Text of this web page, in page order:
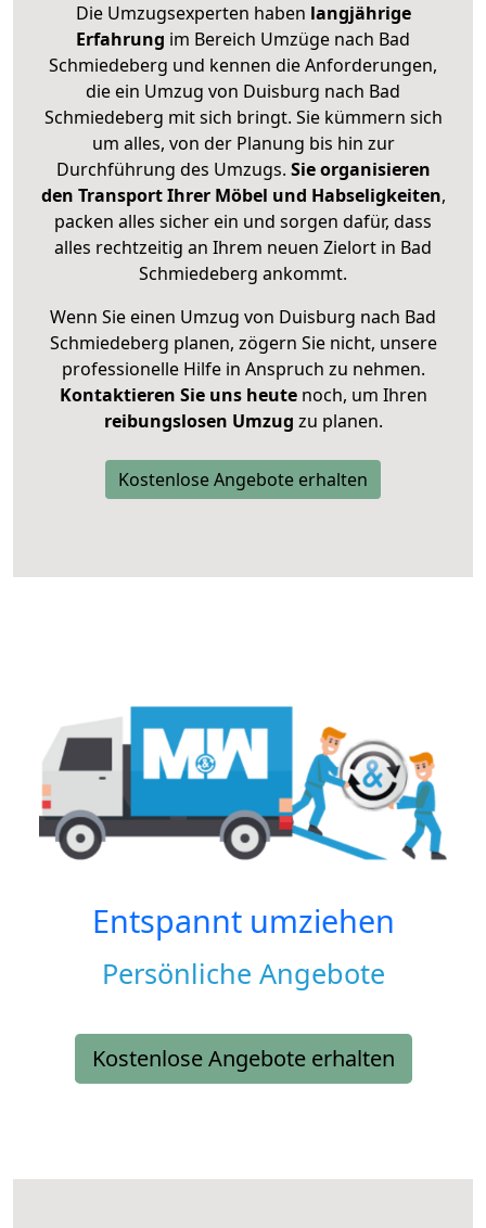
Die Umzugsexperten haben langjährige
Erfahrung im Bereich Umzüge nach Bad
Schmiedeberg und kennen die Anforderungen,
die ein Umzug von Duisburg nach Bad
Schmiedeberg mit sich bringt. Sie kümmern sich
um alles, von der Planung bis hin zur
Durchführung des Umzugs. Sie organisieren
den Transport Ihrer Möbel und Habseligkeiten,
packen alles sicher ein und sorgen dafür, dass
alles rechtzeitig an Ihrem neuen Zielort in Bad
Schmiedeberg ankommt.
Wenn Sie einen Umzug von Duisburg nach Bad
Schmiedeberg planen, zögern Sie nicht, unsere
professionelle Hilfe in Anspruch zu nehmen.
Kontaktieren Sie uns heutenoch, um Ihren
reibungslosen Umzug zu planen.
Kostenlose Angebote erhalten
Entspannt umziehen
Persönliche Angebote
Kostenlose Angebote erhalten